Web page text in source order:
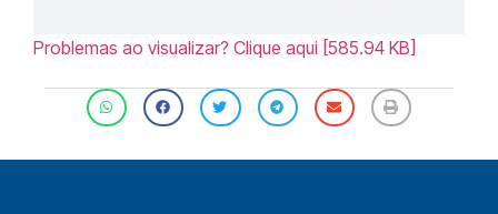
Problemas ao visualizar? Clique aqui [585.94 KB]